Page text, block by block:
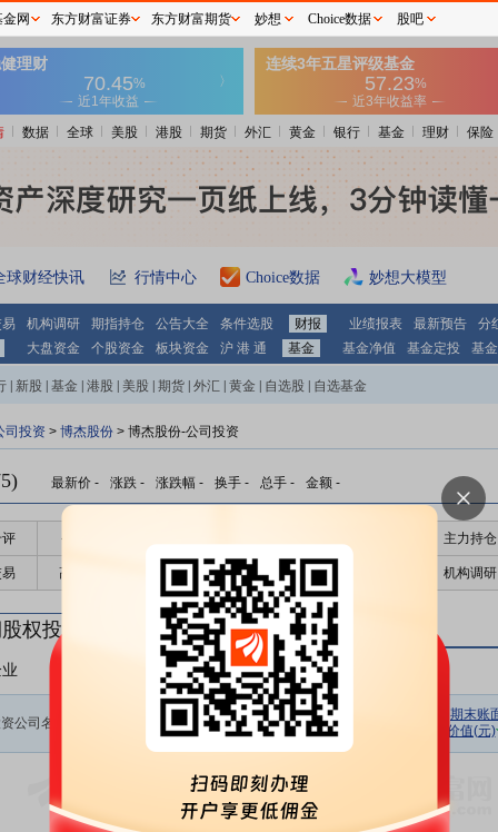
数据 全球 美股 港股 期货 外汇 黄金 银行 基金 理财 保险
球财经快讯 行情中心 Choice数据 妙想大模型
机构调研 期指持仓 公告大全 条件选股 财报 业绩报表 最新预告
分
大盘资金
个股资金 板块资金 沪 港 通 基金 基金净值 基金定投 基
新股 基金 港股 美股 期货 外汇 黄金 自选股 自选基金
司投资 > 博杰股份 > 博杰股份-公司投资
最新价 - 涨跌 - 涨跌幅 - 换手 - 总手 - 金额 -
公告 主力持仓
高管持股 股东大会 个股研报 机构调研
权投资
公司名称
初始投资
金额(元)
持股数量
(股)
期初余额
(元)
期末账
价值(元)
网 东方财富证券 东方财富期货 妙想 Choice数据 股吧